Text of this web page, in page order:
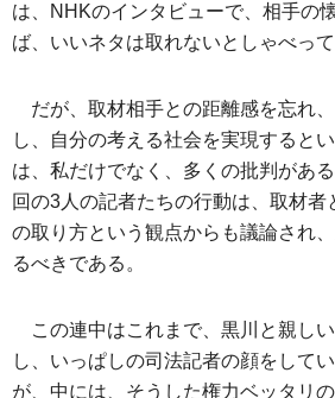
は、NHKのインタビューで、相手の
ば、いいネタは取れないとしゃべって
だが、取材相手との距離感を忘れ
し、自分の考える社会を実現すると
は、私だけでなく、多くの批判があ
回の3人の記者たちの行動は、取材
の取り方という観点からも議論され
るべきである。
この連中はこれまで、黒川と親し
し、いっぱしの司法記者の顔をして
が、中には、そうした権力ベッタリ